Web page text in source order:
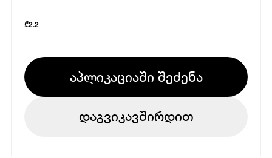
₾2.2
აპლიკაციაში შეძენა
დაგვიკავშირდით